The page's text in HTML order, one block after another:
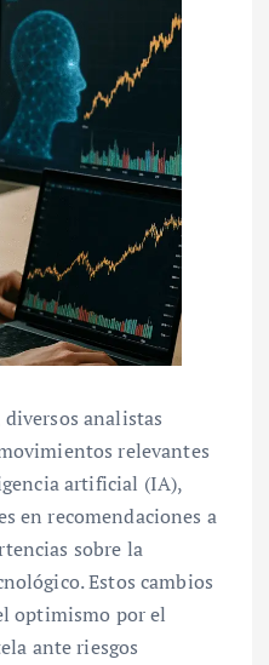
analistas
relevantes
artificial (IA),
en recomendaciones a
sobre la
Estos cambios
optimismo por el
ante riesgos